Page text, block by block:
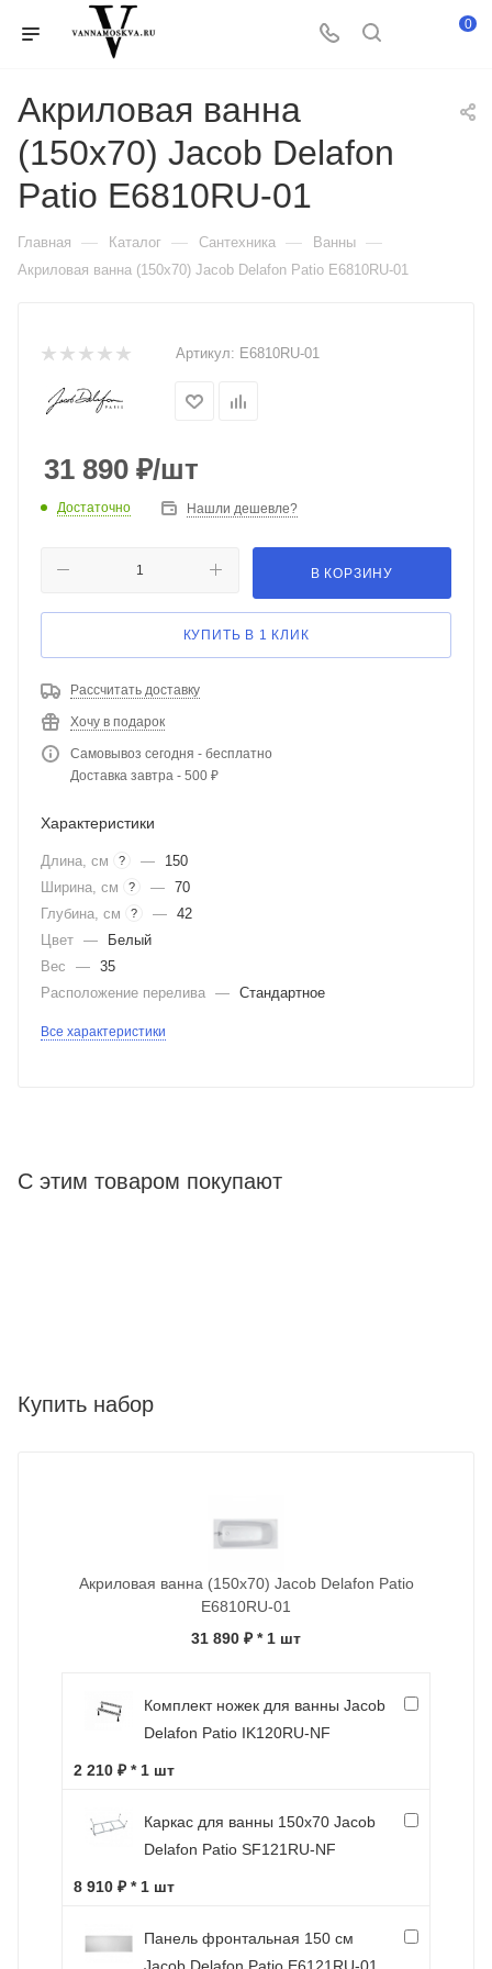
0
Акриловая ванна
(150x70) Jacob Delafon
Patio E6810RU-01
Главная — Каталог — Сантехника — Ванны —
Акриловая ванна (150x70) Jacob Delafon Patio E6810RU-01
Артикул: E6810RU-01
31 890 ₽/шт
Достаточно Нашли дешевле?
В КОРЗИНУ
КУПИТЬ В 1 КЛИК
Рассчитать доставку
Хочу в подарок
Самовывоз сегодня - бесплатно
Доставка завтра - 500 ₽
Характеристики
Длина, см ? —
150
Ширина, см
? — 70
Глубина, см
? — 42
Цвет —
Белый
Вес
— 35
Расположение перелива — Стандартное
Все характеристики
С этим товаром покупают
Купить набор
Акриловая ванна (150x70) Jacob Delafon Patio
E6810RU-01
31 890 ₽ * 1 шт
Комплект ножек для ванны Jacob
Delafon Patio IK120RU-NF
2 210 ₽ * 1 шт
Каркас для ванны 150x70 Jacob
Delafon Patio SF121RU-NF
8 910 ₽ * 1 шт
Панель фронтальная 150 см
Jacob Delafon Patio E6121RU-01